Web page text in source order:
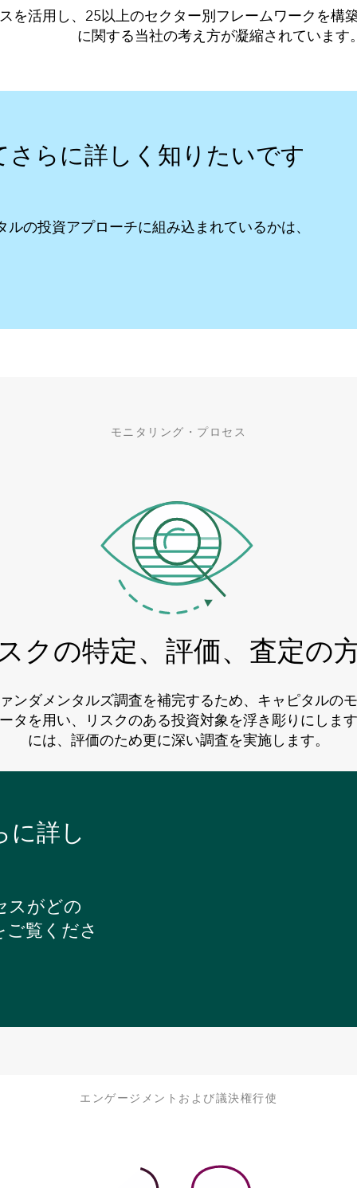
を活用し、25以上のセクター別フレームワークを構
に関する当社の考え方が凝縮されています。
さらに詳しく知りたいです
の投資アプローチに組み込まれているかは、
モニタリング・プロセス
クの特定、評価、査定の
ンダメンタルズ調査を補完するため、キャピタルの
タを用い、リスクのある投資対象を浮き彫りにしま
には、評価のため更に深い調査を実施します。
に詳し
スがどの
覧くださ
エンゲージメントおよび議決権行使